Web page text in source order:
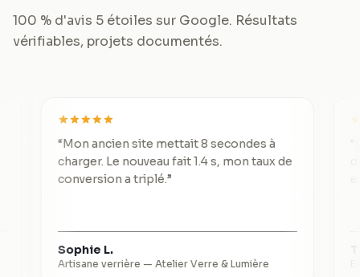
100 % d'avis 5 étoiles sur Google. Résultats
vérifiables, projets documentés.
Mon ancien site mettait 8 secondes à
charger. Le nouveau fait 1.4 s, mon taux de
conversion a triplé. ”
Sophie L.
Artisane verrière—Atelier Verre & Lumière
Thomas